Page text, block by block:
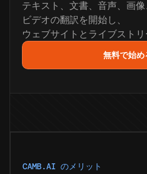
テキスト、文書、音声、画像
ビデオの翻訳を開始し、
ウェブサイトとライブストリ
無料で始
CAMB.AI のメリット